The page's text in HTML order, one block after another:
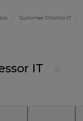
Summer Promo IT
IT